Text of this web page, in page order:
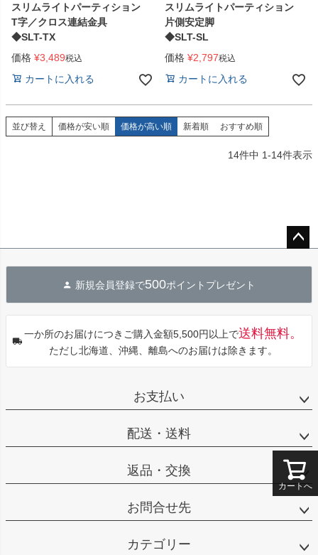
スリムライトパーティション
T字／クロス連結金具
◆SLT-TX
価格 ¥3,489税込
カートに入れる
スリムライトパーティション
片側安定脚
◆SLT-SL
価格 ¥2,797税込
カートに入れる
並び替え 価格が安い順 価格が高い順 新着順 おすすめ順
14件中 1-14件表示
カートへ
へ
新規会員登録で500ポイントプレゼント
一か所のお届けにつきご購入金額5,500円以上で送料無料。
ただし北海道、沖縄、離島へのお届けは除きます。
お支払い
配送・送料
返品・交換
お問合せ先
カテゴリー